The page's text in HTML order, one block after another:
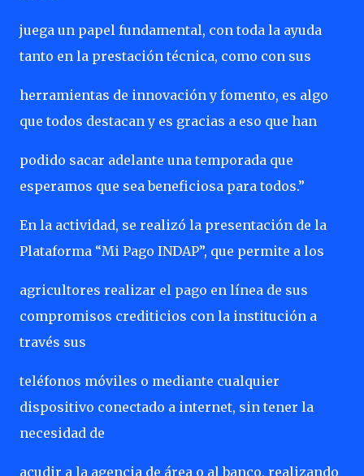
juega un papel fundamental, con toda la ayuda
tanto en la prestación técnica, como con sus
herramientas de innovación y fomento, es algo
que todos destacan y es gracias a eso que han
podido sacar adelante una temporada que
esperamos que sea beneficiosa para todos.”
En la actividad, se realizó la presentación de la
Plataforma “Mi Pago INDAP”, que permite a los
agricultores realizar el pago en línea de sus
compromisos crediticios con la institución a
través sus
teléfonos móviles o mediante cualquier
dispositivo conectado a internet, sin tener la
necesidad de
acudir a la agencia de área o al banco, realizando